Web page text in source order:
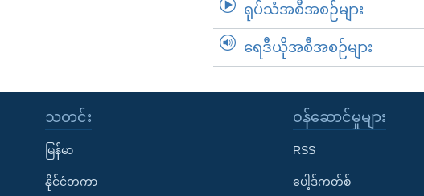
ရုပ်သံအစီအစဉ်များ
ရေဒီယိုအစီအစဉ်များ
သတင်း
မြန်မာ
နိုင်ငံတကာ
၀န်ဆောင်မှုများ
RSS
ပေါ့ဒ်ကတ်စ်